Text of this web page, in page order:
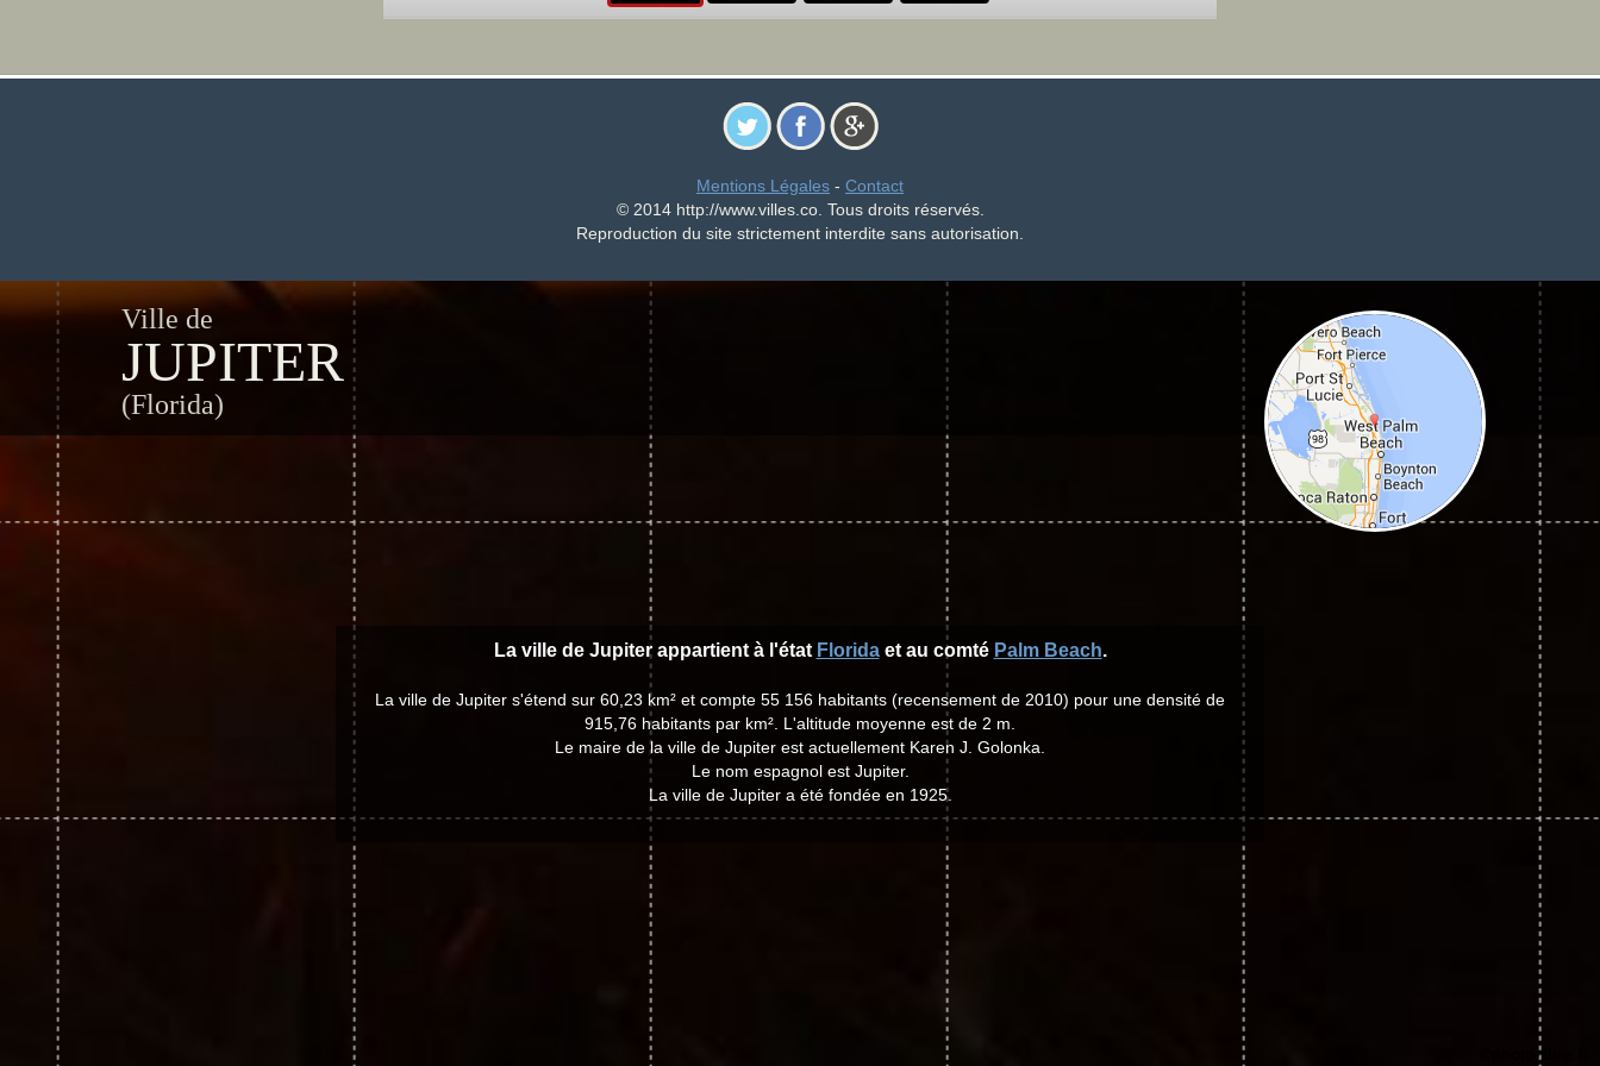
Mentions Légales - Contact
© 2014 http://www.villes.co. Tous droits réservés.
Reproduction du site strictement interdite sans autorisation.
Ville de
JUPITER
(Florida)
La ville de Jupiter appartient à l'état Floridaet au comté Palm Beach.
La ville de Jupiter s'étend sur 60,23 km² et compte 55 156 habitants (recensement de 2010) pour une densité de
915,76 habitants par km². L'altitude moyenne est de 2 m.
Le maire de la ville de Jupiter est actuellement Karen J. Golonka.
Le nom espagnol est Jupiter.
La ville de Jupiter a été fondée en 1925.
©photo-libre.fr